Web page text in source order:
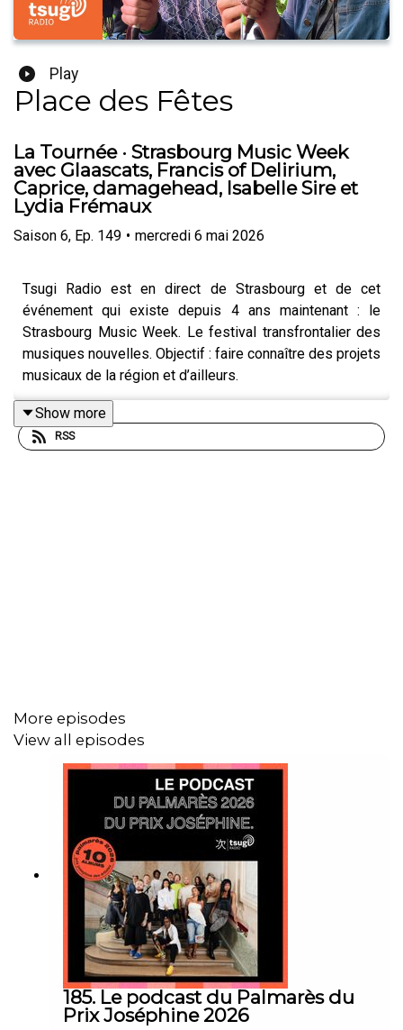
Play
Place des Fêtes
La Tournée · Strasbourg Music Week
avec Glaascats, Francis of Delirium,
Caprice, damagehead, Isabelle Sire et
Lydia Frémaux
Saison 6, Ep. 149 • mercredi 6 mai 2026
Tsugi Radio est en direct de Strasbourg et de cet
événement qui existe depuis 4 ans maintenant : le
Strasbourg Music Week. Le festival transfrontalier des
musiques nouvelles. Objectif : faire connaître des projets
musicaux de la région et d’ailleurs.
Angèle Chatelier reçoit au micro du plateau, depuis le
site de la Grenze : Glaascats, Francis of Delirium,
Caprice, damagehead, Isabelle Sire et Lydia Frémaux.
Show more
RSS
More episodes
View all episodes
185. Le podcast du Palmarès du
Prix Joséphine 2026